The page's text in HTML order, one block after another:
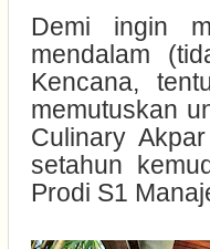
Demi ingin
mendalam
Kencana,
memutuskan
Culinary
setahun
Prodi S1